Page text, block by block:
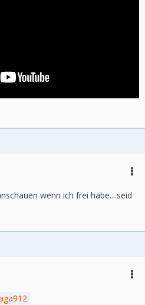
wenn ich frei habe....seid